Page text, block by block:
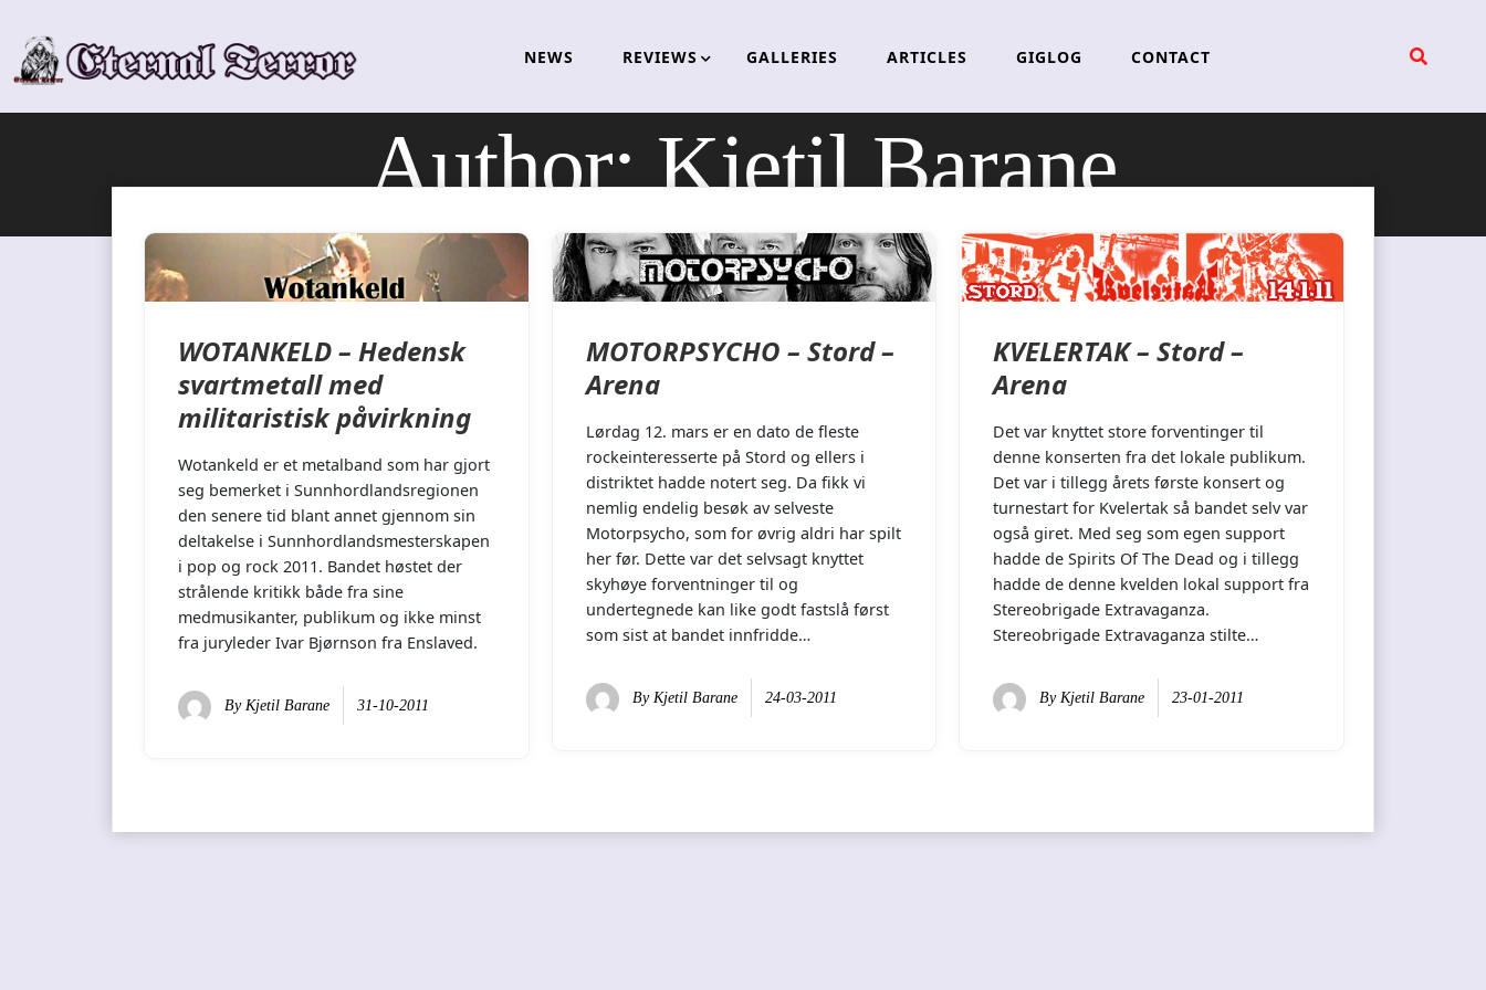
content
NEWS REVIEWS GALLERIES ARTICLES GIGLOG CONTACT
Author:Kjetil Barane
WOTANKELD – Hedensk
svartmetall med
militaristisk påvirkning
Wotankeld er et metalband som har gjort
seg bemerket i Sunnhordlandsregionen
den senere tid blant annet gjennom sin
deltakelse i Sunnhordlandsmesterskapen
i pop og rock 2011. Bandet høstet der
strålende kritikk både fra sine
medmusikanter, publikum og ikke minst
fra juryleder Ivar Bjørnson fra Enslaved.
By Kjetil Barane 31-10-2011
MOTORPSYCHO – Stord –
Arena
Lørdag 12. mars er en dato de fleste
rockeinteresserte på Stord og ellers i
distriktet hadde notert seg. Da fikk vi
nemlig endelig besøk av selveste
Motorpsycho, som for øvrig aldri har spilt
her før. Dette var det selvsagt knyttet
skyhøye forventninger til og
undertegnede kan like godt fastslå først
som sist at bandet innfridde…
By Kjetil Barane 24-03-2011
KVELERTAK – Stord –
Arena
Det var knyttet store forventinger til
denne konserten fra det lokale publikum.
Det var i tillegg årets første konsert og
turnestart for Kvelertak så bandet selv var
også giret. Med seg som egen support
hadde de Spirits Of The Dead og i tillegg
hadde de denne kvelden lokal support fra
Stereobrigade Extravaganza.
Stereobrigade Extravaganza stilte…
By Kjetil Barane 23-01-2011